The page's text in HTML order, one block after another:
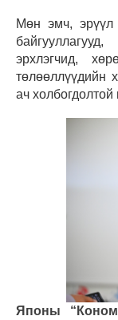
Мөн эмч, эрүүл
эрхлэгчид,
төлөөллүүдийн
ач
Японы “